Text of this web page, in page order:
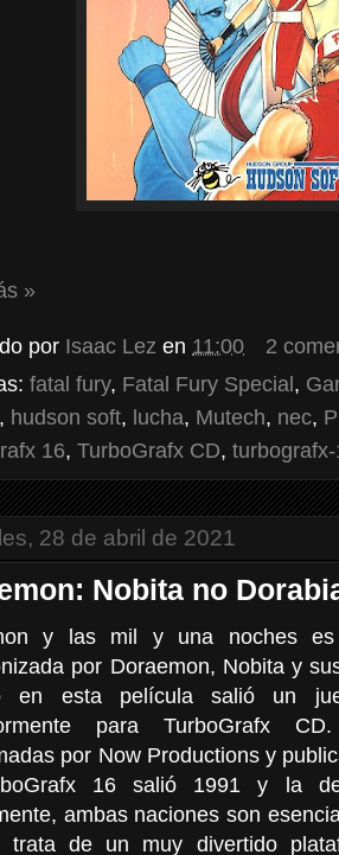
»
por Isaac Lez en 11:00
2
fatal fury, Fatal Fury Special,
, hudson soft, lucha, Mutech, nec,
16, TurboGrafx CD,
28 de abril de 2021
Nobita no
y las mil y una noches
por Doraemon, Nobita y
en esta película salió un
para TurboGrafx
por Now Productions y
16 salió 1991 y la
ambas naciones son
trata de un muy divertido